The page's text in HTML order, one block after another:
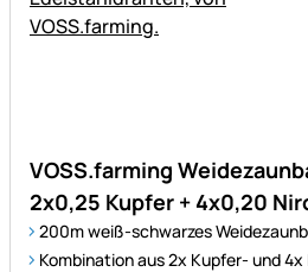
VOSS.farming
2x0,25 Kupfer + 4x0,20
200m weiß-schwarzes
Kombination aus 2x Kupfer- und